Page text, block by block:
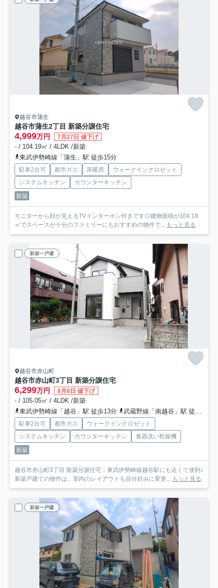
越谷市蒲生
越谷市蒲生2丁目 新築分譲住宅
4,999万円 7月27日 値下げ
- / 104.19㎡ / 4LDK /新築
東武伊勢崎線「蒲生」駅 徒歩15分
駐車2台可 都市ガス 床暖房
ウォークインクロゼット
システムキッチン
カウンターキッチン
新築
モニターから顔が見えるTVインターホン付きです◎建物面積が104.19
㎡でスペースが十分のファミリーにもおすすめの物件で... もっと見る
新築一戸建
越谷市赤山町
越谷市赤山町3丁目 新築分譲住宅
6,299万円 8月6日 値下げ
- / 105.05㎡ / 4LDK /新築
東武伊勢崎線「越谷」駅 徒歩13分
武蔵野線「南越谷」駅 徒歩15分
駐車2台可 都市ガス
ウォークインクロゼット
システムキッチン
カウンターキッチン
食器洗い乾燥機
新築
越谷市赤山町3丁目 新築分譲住宅：東武伊勢崎線越谷駅にも近くて便利♪
新築戸建ての物件は、室内のレイアウトも自分好みに変更... もっと見る
新築一戸建